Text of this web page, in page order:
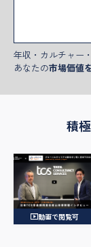
年収・カルチャー
あなたの市場価値
積
動画で閲覧可